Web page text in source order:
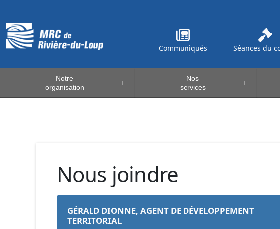
Communiqués Séances du
+
Notre
organisation
+
Nos
services
Nous joindre
GÉRALD DIONNE, AGENT DE DÉVELOPPEMENT
TERRITORIAL